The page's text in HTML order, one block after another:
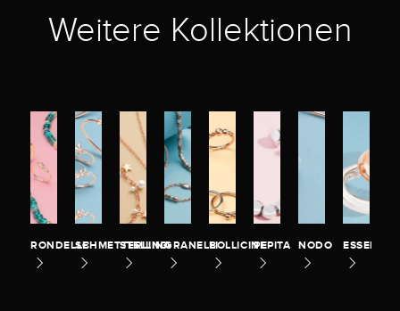
Weitere Kollektionen
RONDELLESCHMETTERLING
STELLINAGRANELLIBOLLICINEPEPITA NODO